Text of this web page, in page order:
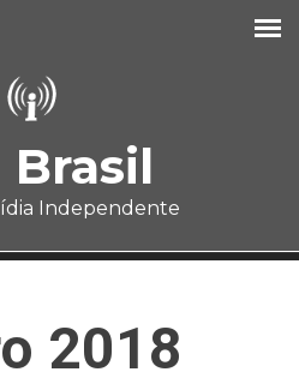
Brasil
Independente
2018